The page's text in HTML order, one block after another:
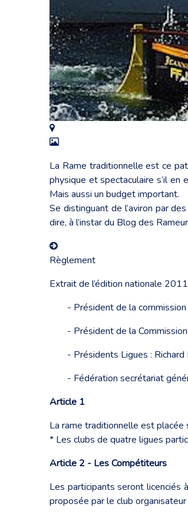
La Rame traditionnelle est ce
physique et spectaculaire s’il en
Mais aussi un budget important.
Se distinguant de l’aviron par
dire, à l’instar du Blog des
Règlement
Extrait de l’édition nationale 2011
- Président de la
- Président de la
- Présidents Ligues : Richard
- Fédération secrétariat
Article 1
La rame traditionnelle est placée
* Les clubs de quatre ligues
Article 2 - Les Compétiteurs
Les participants seront licenciés
proposée par le club